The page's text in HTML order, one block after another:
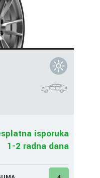
isporuka
1-2 radna dana